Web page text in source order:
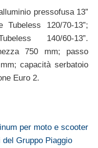
pressofusa 13”
120/70-13”;
140/60-13”.
750 mm; passo
capacità serbatoio
Euro 2.
per moto e scooter
del Gruppo Piaggio